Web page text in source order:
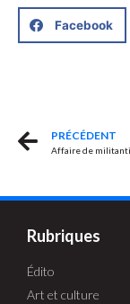
Facebook
PRÉCÉDENT
Rubriques
Édito
Art et culture